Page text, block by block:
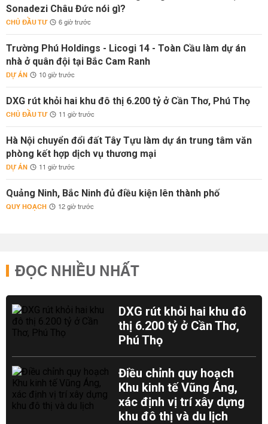
Sonadezi Châu Đức nói gì?
CHỦ ĐẦU TƯ 6 giờ trước
Trường Phú Holdings - Licogi 14 - Toàn Cầu làm dự án
nhà ở quân đội tại Bắc Cam Ranh
DỰ ÁN 10 giờ trước
DXG rút khỏi hai khu đô thị 6.200 tỷ ở Cần Thơ, Phú Thọ
CHỦ ĐẦU TƯ 11 giờ trước
Hà Nội chuyển đổi đất Tây Tựu làm dự án trung tâm văn
phòng kết hợp dịch vụ thương mại
DỰ ÁN 11 giờ trước
Quảng Ninh, Bắc Ninh đủ điều kiện lên thành phố
QUY HOẠCH 12 giờ trước
ĐỌC NHIỀU NHẤT
DXG rút khỏi hai khu đô
thị 6.200 tỷ ở Cần Thơ,
Phú Thọ
Điều chỉnh quy hoạch
Khu kinh tế Vũng Áng,
xác định vị trí xây dựng
khu đô thị và du lịch